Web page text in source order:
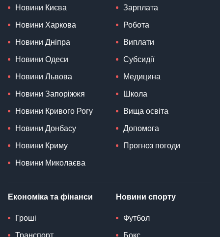
Новини Києва
Новини Харкова
Новини Дніпра
Новини Одеси
Новини Львова
Новини Запоріжжя
Новини Кривого Рогу
Новини Донбасу
Новини Криму
Новини Миколаєва
Зарплата
Робота
Виплати
Субсидії
Медицина
Школа
Вища освіта
Допомога
Прогноз погоди
Економіка та фінанси
Гроші
Транспорт
Новини спорту
Футбол
Бокс